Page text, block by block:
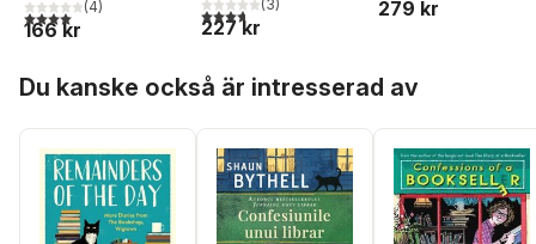
4,0utav 5 stjärnor. Totalt antal röster:
(4)
166 kr
3,7utav 5 stjärnor. Totalt antal röster:
(3)
227 kr
279 kr
Du kanske också är intresserad av